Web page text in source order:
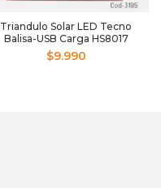
Triandulo Solar LED Tecno
Balisa-USB Carga HS8017
$9.990